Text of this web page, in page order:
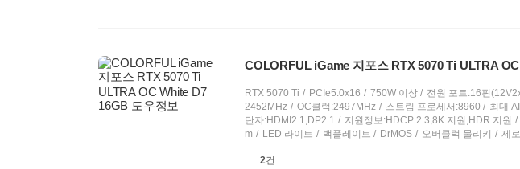
COLORFUL iGame 지포스 RTX 5070 Ti ULTRA
RTX 5070 Ti PCIe5.0x16 750W 이상 전원 포트:16핀
2452MHz
OC클럭:2497MHz 스트림 프로세서:8960 최대
단자:HDMI2.1,DP2.1
지원정보:HDCP 2.3,8K 지원,HDR 지원
m
LED 라이트 백플레이트 DrMOS 오버클럭 물리키 제
상
2건